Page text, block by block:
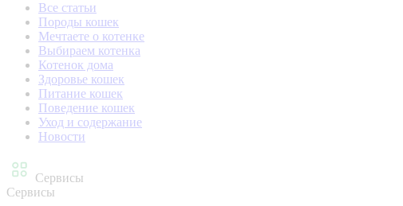
Все статьи
Породы кошек
Мечтаете о котенке
Выбираем котенка
Котенок дома
Здоровье кошек
Питание кошек
Поведение кошек
Уход и содержание
Новости
Сервисы
Сервисы